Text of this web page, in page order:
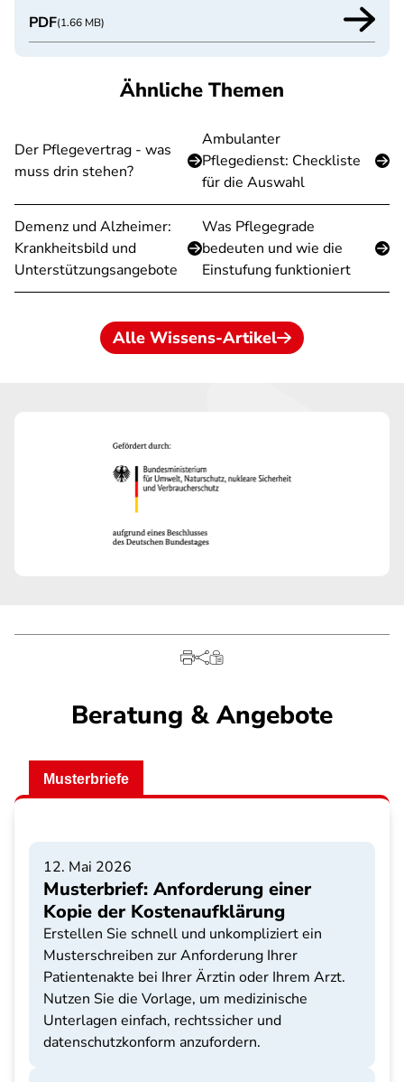
PDF(1.66 MB)
Ähnliche Themen
Der Pflegevertrag - was
muss drin stehen?
Ambulanter
Pflegedienst: Checkliste
für die Auswahl
Demenz und Alzheimer:
Krankheitsbild und
Unterstützungsangebote
Was Pflegegrade
bedeuten und wie die
Einstufung funktioniert
Alle Wissens-Artikel
Beratung & Angebote
Musterbriefe
12. Mai 2026
Musterbrief: Anforderung einer
Kopie der Kostenaufklärung
Erstellen Sie schnell und unkompliziert ein
Musterschreiben zur Anforderung Ihrer
Patientenakte bei Ihrer Ärztin oder Ihrem Arzt.
Nutzen Sie die Vorlage, um medizinische
Unterlagen einfach, rechtssicher und
datenschutzkonform anzufordern.